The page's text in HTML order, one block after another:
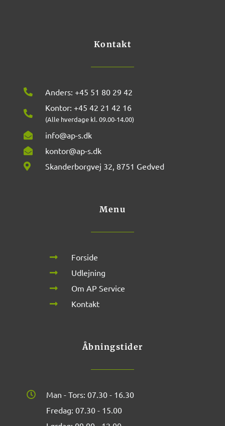
m
Kontakt
Anders: +45 51 80 29 42
Kontor: +45 42 21 42 16
(Alle hverdage kl. 09.00-14.00)
info@ap-s.dk
kontor@ap-s.dk
Skanderborgvej 32, 8751 Gedved
Menu
Forside
Udlejning
Om AP Service
Kontakt
Åbningstider
Man - Tors: 07.30 - 16.30
Fredag: 07.30 - 15.00